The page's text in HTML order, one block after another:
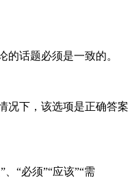
的话题必须是一致的。
况下，该选项是正确答案
“必须”“应该”“需